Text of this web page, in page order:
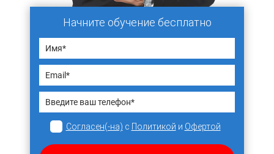
Начните обучение бесплатно
Согласен(-на) с Политикой и Офертой